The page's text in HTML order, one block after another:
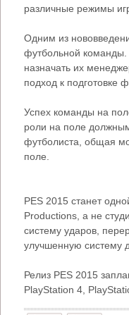
различные режимы
Одним из
футбольной команды.
назначать их
подход к подготовке
Успех команды на
роли на поле
футболиста, общая
поле.
PES 2015 станет
Productions, а не
систему ударов,
улучшенную систему
Релиз PES 2015
PlayStation 4,